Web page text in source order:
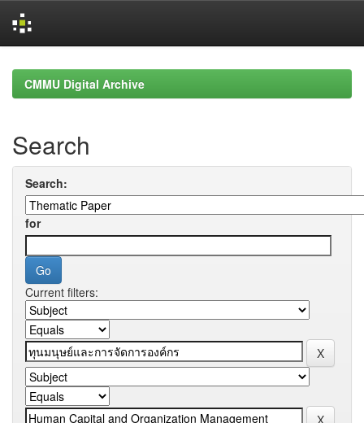
navigationCMMU Digital Archive
Search
Search:
for
Current filters: